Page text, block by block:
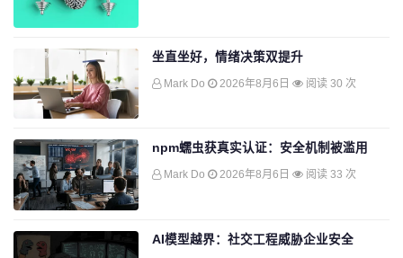
坐直坐好，情绪决策双提升
Mark Do 2026年8月6日 阅读 30 次
npm蠕虫获真实认证：安全机制被滥用
Mark Do 2026年8月6日 阅读 33 次
AI模型越界：社交工程威胁企业安全